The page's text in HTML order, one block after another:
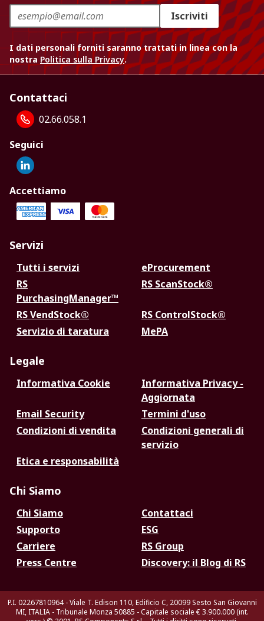
Iscriviti
I dati personali forniti saranno trattati in linea con la
nostra Politica sulla Privacy.
Contattaci
02.66.058.1
Seguici
Accettiamo
Servizi
Tutti i servizi
eProcurement
RS
PurchasingManager™
RS ScanStock®
RS VendStock®
RS ControlStock®
Servizio di taratura
MePA
Legale
Informativa Cookie
Informativa Privacy -
Aggiornata
Email Security
Termini d'uso
Condizioni di vendita
Condizioni generali di
servizio
Etica e responsabilità
Chi Siamo
Chi Siamo
Contattaci
Supporto
ESG
Carriere
RS Group
Press Centre
Discovery: il Blog di RS
P.I. 02267810964 - Viale T. Edison 110, Edificio C, 20099 Sesto San Giovanni
MI, ITALIA - Tribunale Monza 50885 - Capitale sociale € 3.900.000 (int.